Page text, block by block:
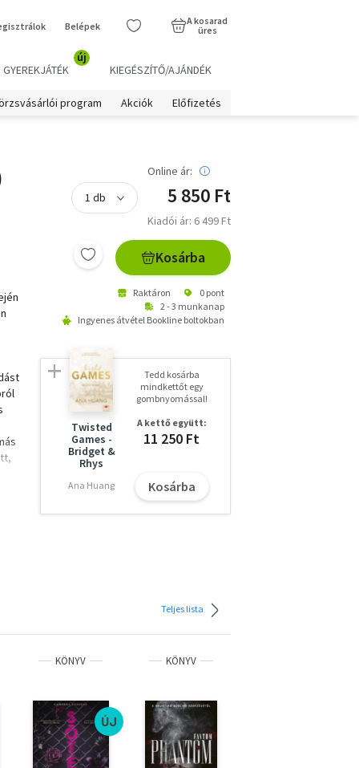
Belépek
A kosarad
üres
GYEREKJÁTÉK
új
KIEGÉSZÍTŐ/AJÁNDÉK
program Akciók Előfizetés
Online ár:
5 850 Ft
Kiadói ár: 6 499 Ft
Kosárba
Raktáron
0 pont
2 - 3 munkanap
Ingyenes átvétel Bookline boltokban
Twisted
Games -
Bridget &
Rhys
Ana Huang
Tedd kosárba
mindkettőt egy
gombnyomással!
A kettő együtt:
11 250 Ft
Kosárba
Teljes lista
KÖNYV
ÚJ
KÖNYV